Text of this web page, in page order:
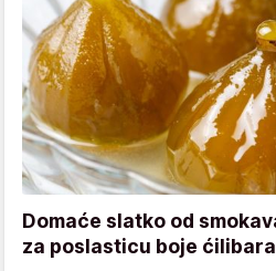
Domaće slatko od
za poslasticu boje